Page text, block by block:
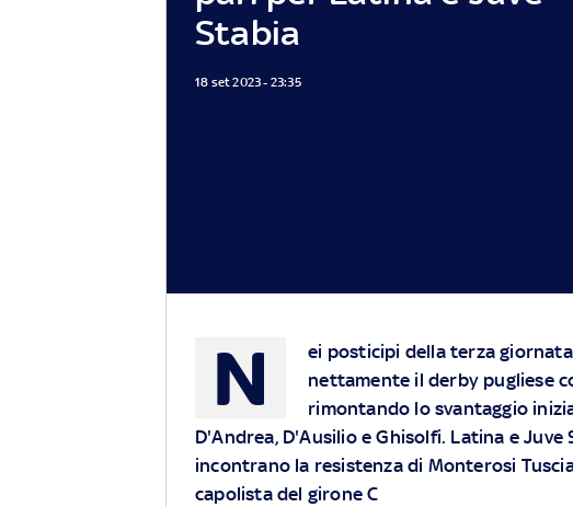
Stabia
18 set 2023 - 23:35
N
ei posticipi della terza
nettamente il derby pugliese
rimontando lo svantaggio
D'Andrea, D'Ausilio e Ghisolfi. Latina e
incontrano la resistenza di Monterosi
capolista del girone C